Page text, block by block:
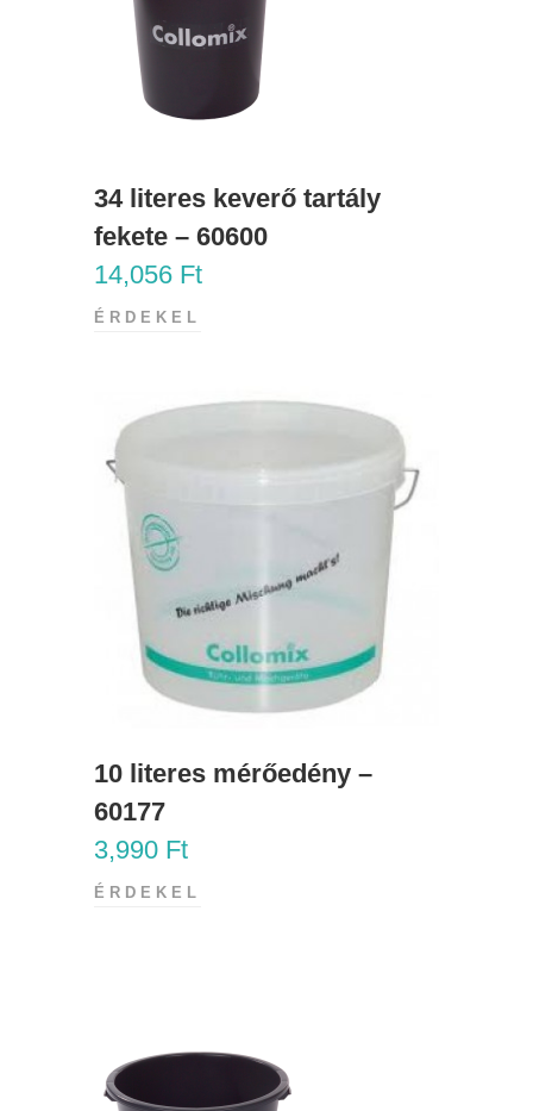
34 literes keverő tartály
fekete – 60600
14,056 Ft
ÉRDEKEL
10 literes mérőedény –
60177
3,990 Ft
ÉRDEKEL